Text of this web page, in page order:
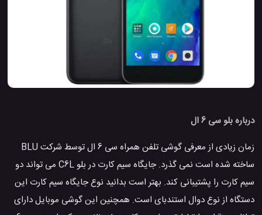
درباره بلو سی 6 ال
زمان زیادی از معرفی گوشی تلفن همراه سی 6 ال توسط شرکت BLU
ساخته شده است نمی گذرد. جایگاه سیم کارت در بلو C6L می تواند دو
سیم کارت را پشتیبانی کند. بهتر است بدانید نوع جایگاه سیم کارت این
دستگاه از نوع دوال استندبای است. همچنین این گوشی موبایل دارای